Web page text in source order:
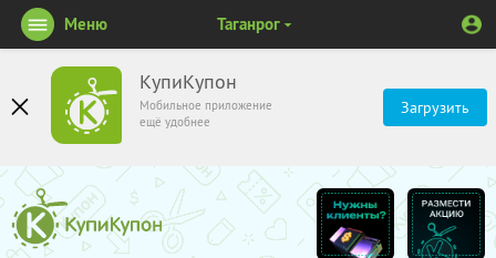
КупиКупон
Мобильное приложение
ещё удобнее
Загрузить
Меню Таганрог